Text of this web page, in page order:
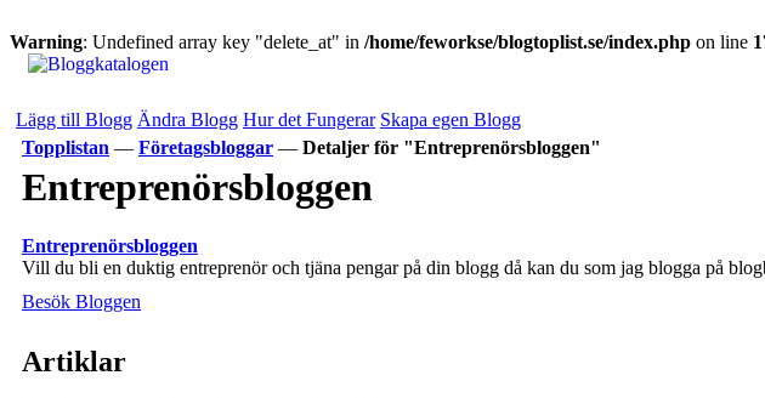
Warning: Undefined array key "delete_at" in /home/feworkse/blogtoplist.se/index.php on line
Lägg till Blogg Ändra Blogg Hur det Fungerar Skapa egen Blogg
Topplistan — Företagsbloggar — Detaljer för "Entreprenörsbloggen"
Entreprenörsbloggen
Entreprenörsbloggen
Vill du bli en duktig entreprenör och tjäna pengar på din blogg då kan du som jag blogga på
Besök Bloggen
Artiklar